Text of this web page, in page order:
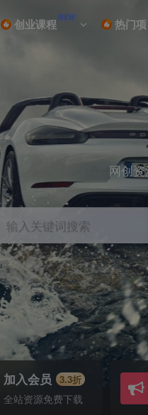
创业课程NEW 热门
网创
输入关键词搜索
加入会员 3.3折
全站资源免费下载